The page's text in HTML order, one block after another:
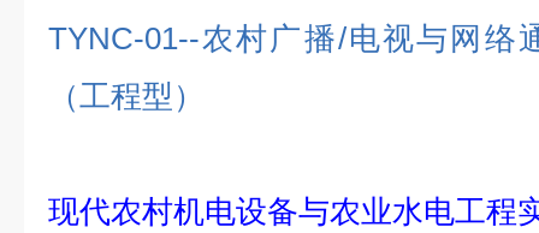
TYNC-01--农村广播/电视与网络
（工程型）
现代农村机电设备与农业水电工程